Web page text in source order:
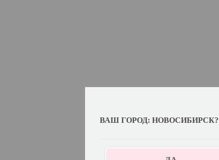
ВАШ ГОРОД: НОВОСИБИРСК?